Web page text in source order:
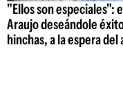
"Ellos son especiales":
Araujo deseándole
hinchas, a la espera